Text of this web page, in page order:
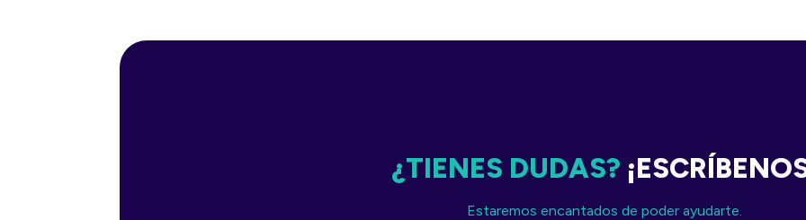
¿TIENES DUDAS?
Estaremos encantados de poder ayudarte.